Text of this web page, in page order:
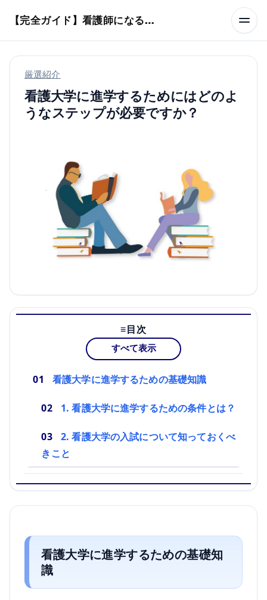
【完全ガイド】看護師になるまでのステップ＆スケジュール
厳選紹介
看護大学に進学するためにはどのよ
うなステップが必要ですか？
目次
すべて表示
看護大学に進学するための基礎知識
1. 看護大学に進学するための条件とは？
2. 看護大学の入試について知っておくべ
きこと
看護大学に進学するための基礎知
識